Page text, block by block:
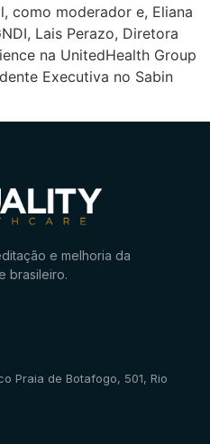
como moderador e, Eliana
Lais Perazo, Diretora
na UnitedHealth Group
Executiva no Sabin
e melhoria da
brasileiro.
Praia de Botafogo, 501, Rio